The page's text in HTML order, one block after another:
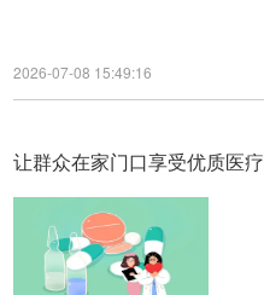
2026-07-08 15:49:16
让群众在家门口享受优质医疗